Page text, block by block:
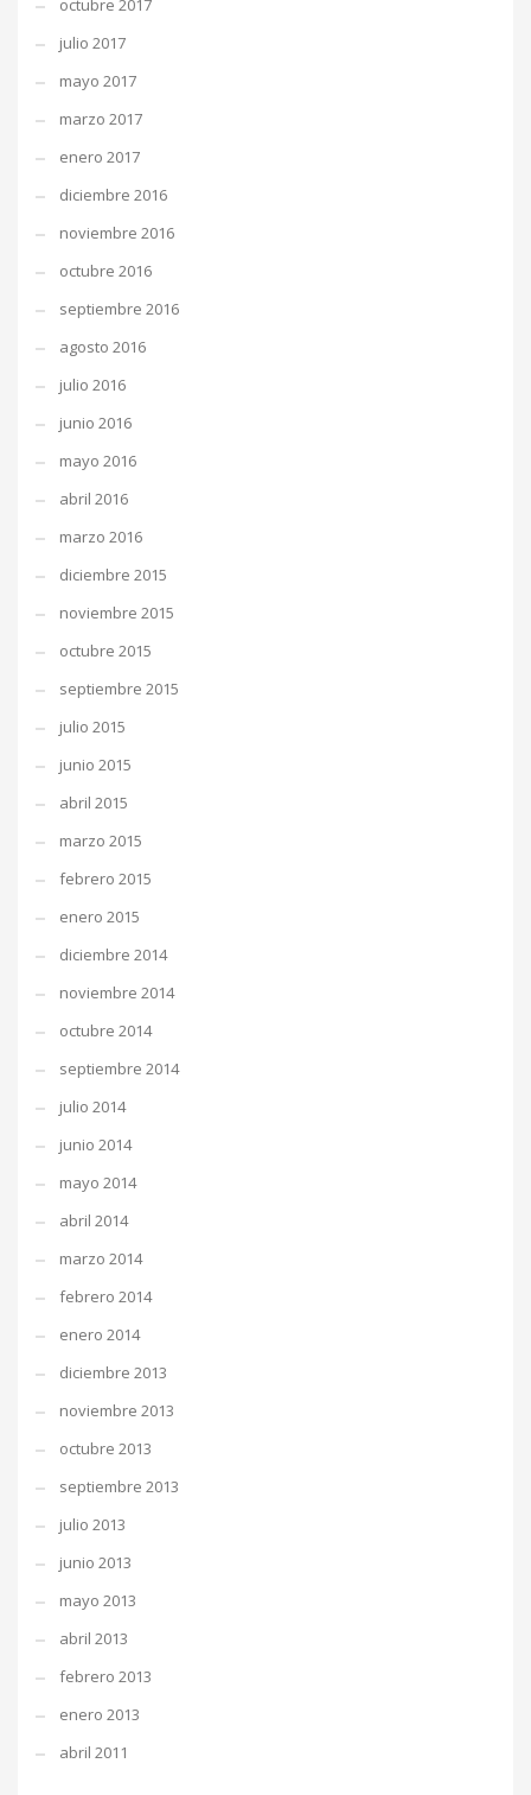
octubre 2017
julio 2017
mayo 2017
marzo 2017
enero 2017
diciembre 2016
noviembre 2016
octubre 2016
septiembre 2016
agosto 2016
julio 2016
junio 2016
mayo 2016
abril 2016
marzo 2016
diciembre 2015
noviembre 2015
octubre 2015
septiembre 2015
julio 2015
junio 2015
abril 2015
marzo 2015
febrero 2015
enero 2015
diciembre 2014
noviembre 2014
octubre 2014
septiembre 2014
julio 2014
junio 2014
mayo 2014
abril 2014
marzo 2014
febrero 2014
enero 2014
diciembre 2013
noviembre 2013
octubre 2013
septiembre 2013
julio 2013
junio 2013
mayo 2013
abril 2013
febrero 2013
enero 2013
abril 2011